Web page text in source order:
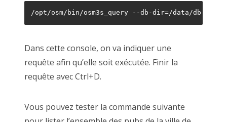
/opt/osm/bin/osm3s_query --db-dir=/data/db
Dans cette console, on va indiquer une
requête afin qu’elle soit exécutée. Finir la
requête avec Ctrl+D.
Vous pouvez tester la commande suivante